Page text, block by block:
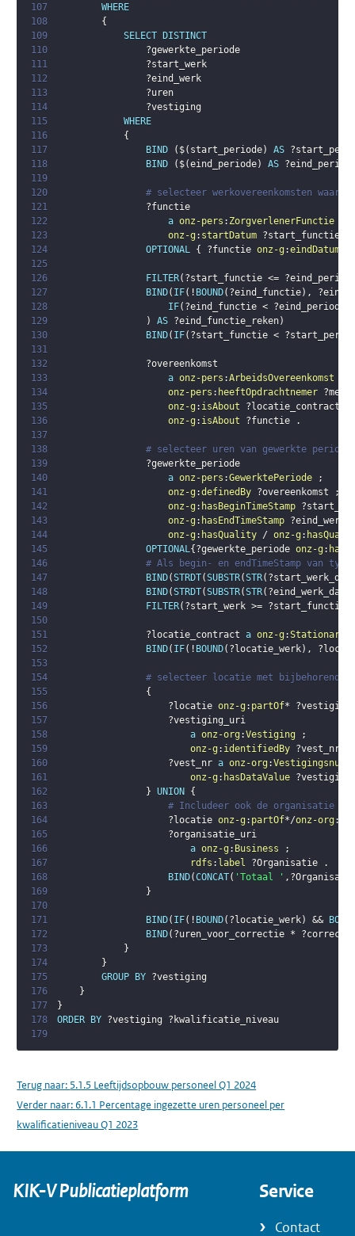
107
WHERE
108
{
109
SELECT
DISTINCT
110
?gewerkte_periode
111
?start_werk
112
?eind_werk
113
?uren
114
?vestiging
115
WHERE
116
{
117
BIND ( $( start_periode) AS
118
BIND ( $(eind_periode) AS
119
120
# selecteer werkovereenkomsten
121
?functie
122
a onz-pers : ZorgverlenerFunctie
123
onz-g : startDatum ?start_functie
124
OPTIONAL { ?functie onz-g :eindDatum
125
126
FILTER( ?start_functie <=
127
BIND( IF( ! BOUND( ?eind_functie) ,
128
IF( ?eind_functie < ?eind_periode
129
) AS ?eind_functie_reken)
130
BIND( IF( ?start_functie <
131
132
?overeenkomst
133
a onz-pers :ArbeidsOvereenkomst
134
onz-pers : heeftOpdrachtnemer
135
onz-g : isAbout ?locatie_contract
136
onz-g : isAbout ?functie
.
137
138
# selecteer uren van gewerkte periode
139
?gewerkte_periode
140
a onz-pers :GewerktePeriode
;
141
onz-g :definedBy ?overeenkomst
;
142
onz-g : hasBeginTimeStamp
143
onz-g : hasEndTimeStamp
144
onz-g : hasQuality / onz-g :
145
OPTIONAL{ ?gewerkte_periode onz-g :
146
# Als begin- en endTimeStamp van
147
BIND(STRDT(SUBSTR(STR(
148
BIND(STRDT(SUBSTR(STR(
149
FILTER( ?start_werk >=
150
151
?locatie_contract a onz-g :
152
BIND( IF( ! BOUND( ?locatie_werk) ,
153
154
# selecteer locatie met bijbehorende
155
{
156
?locatie onz-g : partOf*
157
?vestiging_uri
158
a onz-org :Vestiging
;
159
onz-g : identifiedBy ?vest_nr
160
?vest_nr a onz-org :
161
onz-g : hasDataValue ?vestiging
162
} UNION
{
163
# Includeer ook de organisatie
164
?locatie onz-g : partOf*/onz-org :
165
?organisatie_uri
166
a onz-g : Business
;
167
rdfs : label ?Organisatie
.
168
BIND(CONCAT( 'Totaal ' ,
169
}
170
171
BIND( IF( ! BOUND( ?locatie_werk) &&
172
BIND( ?uren_voor_correctie *
173
}
174
}
175
GROUP BY ?vestiging
176
}
177
}
178
ORDER BY ?vestiging
?kwalificatie_niveau
179
Terug naar: 5.1.5 Leeftijdsopbouw personeel Q1 2024
Verder naar:6.1.1 Percentage ingezette uren personeel per
kwalificatieniveau Q1 2023
KIK-V Publicatieplatform Service
Contact